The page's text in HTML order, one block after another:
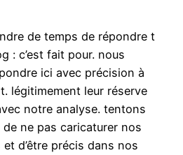
de temps de répondre t
: c’est fait pour. nous
ici avec précision à
légitimement leur réserve
notre analyse. tentons
ne pas caricaturer nos
d’être précis dans nos